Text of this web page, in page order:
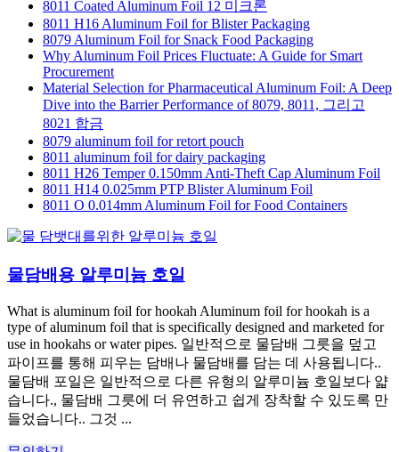
8011 Coated Aluminum Foil 12 미크론
8011 H16 Aluminum Foil for Blister Packaging
8079 Aluminum Foil for Snack Food Packaging
Why Aluminum Foil Prices Fluctuate: A Guide for Smart
Procurement
Material Selection for Pharmaceutical Aluminum Foil: A Deep
Dive into the Barrier Performance of 8079, 8011, 그리고
8021 합금
8079 aluminum foil for retort pouch
8011 aluminum foil for dairy packaging
8011 H26 Temper 0.150mm Anti-Theft Cap Aluminum Foil
8011 H14 0.025mm PTP Blister Aluminum Foil
8011 O 0.014mm Aluminum Foil for Food Containers
물담배용 알루미늄 호일
What is aluminum foil for hookah Aluminum foil for hookah is a
type of aluminum foil that is specifically designed and marketed for
use in hookahs or water pipes. 일반적으로 물담배 그릇을 덮고
파이프를 통해 피우는 담배나 물담배를 담는 데 사용됩니다..
물담배 포일은 일반적으로 다른 유형의 알루미늄 호일보다 얇
습니다., 물담배 그릇에 더 유연하고 쉽게 장착할 수 있도록 만
들었습니다.. 그것 ...